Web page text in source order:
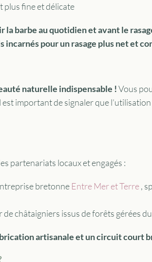
plus fine et délicate
barbe au quotidien et avant le
pour un rasage plus net et
naturelle indispensable !Vous
important de signaler que
partenariats locaux et engagés :
bretonne Entre Mer et Terre,
châtaigniers issus de forêts gérées
artisanale et un circuit court